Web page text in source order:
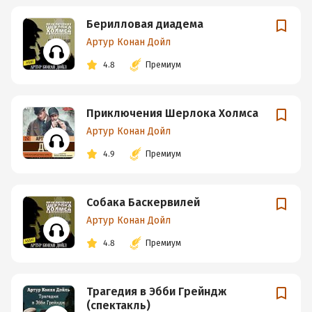
Берилловая диадема
Артур Конан Дойл
4.8 Премиум
Приключения Шерлока Холмса
Артур Конан Дойл
4.9 Премиум
Собака Баскервилей
Артур Конан Дойл
4.8 Премиум
Трагедия в Эбби Грейндж
(спектакль)